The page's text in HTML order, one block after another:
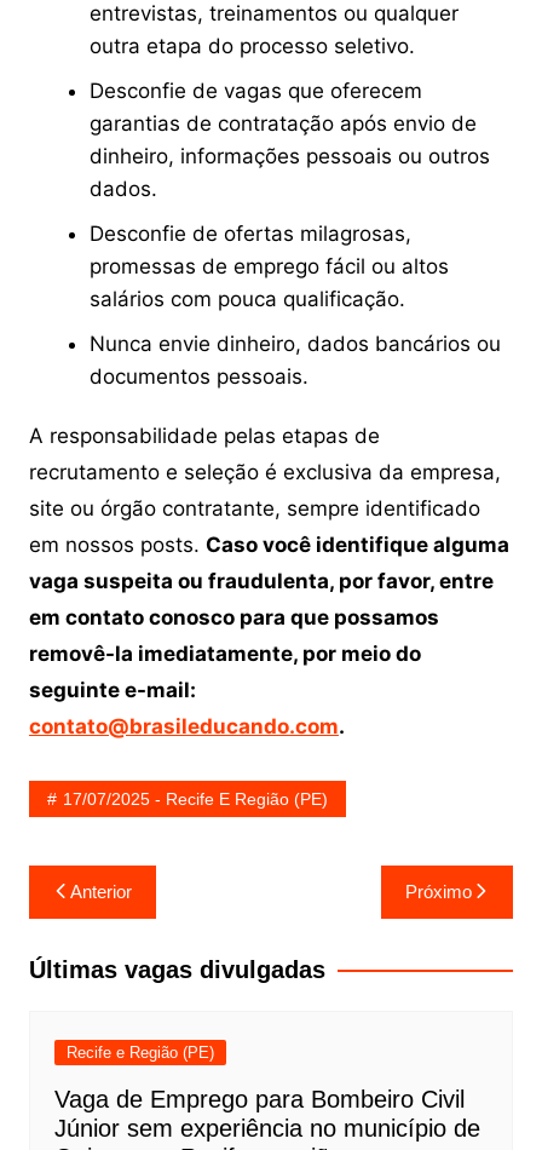
entrevistas, treinamentos ou qualquer
outra etapa do processo seletivo.
Desconfie de vagas que oferecem
garantias de contratação após envio de
dinheiro, informações pessoais ou outros
dados.
Desconfie de ofertas milagrosas,
promessas de emprego fácil ou altos
salários com pouca qualificação.
Nunca envie dinheiro, dados bancários ou
documentos pessoais.
A responsabilidade pelas etapas de
recrutamento e seleção é exclusiva da empresa,
site ou órgão contratante, sempre identificado
em nossos posts. Caso você identifique alguma
vaga suspeita ou fraudulenta, por favor, entre
em contato conosco para que possamos
removê-la imediatamente, por meio do
seguinte e-mail:
contato@brasileducando.com.
17/07/2025 - Recife E Região (PE)
Navegação
de
Post
Anterior Próximo
Últimas vagas divulgadas
Recife e Região (PE)
Vaga de Emprego para Bombeiro Civil
Júnior sem experiência no município de